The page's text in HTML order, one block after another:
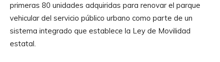
primeras 80 unidades adquiridas para renovar el parque
vehicular del servicio público urbano como parte de un
sistema integrado que establece la Ley de Movilidad
estatal.